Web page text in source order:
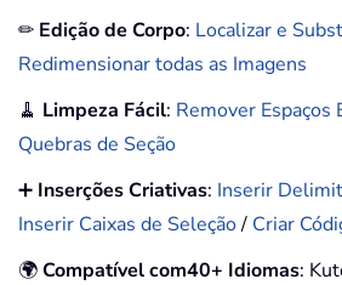
✏ Edição de Corpo: Localizar e
Redimensionar todas as Imagens
🧹 Limpeza Fácil: Remover Espaços
Quebras de Seção
➕ Inserções Criativas: Inserir
Inserir Caixas de Seleção/ Criar
🌍Compatível com40+ Idiomas: